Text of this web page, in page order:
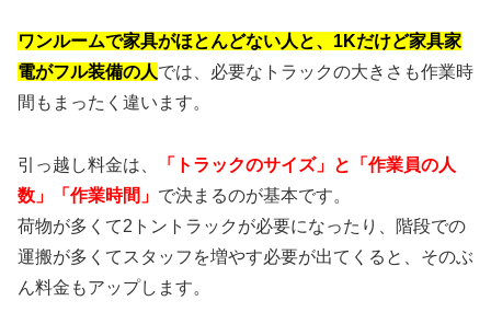
ワンルームで家具がほとんどない人と、1Kだけど家具家
電がフル装備の人では、必要なトラックの大きさも作業時
間もまったく違います。
引っ越し料金は、
「トラックのサイズ」と「作業員の人
数」「作業時間」 で決まるのが基本です。
荷物が多くて2トントラックが必要になったり、階段での
運搬が多くてスタッフを増やす必要が出てくると、そのぶ
ん料金もアップします。